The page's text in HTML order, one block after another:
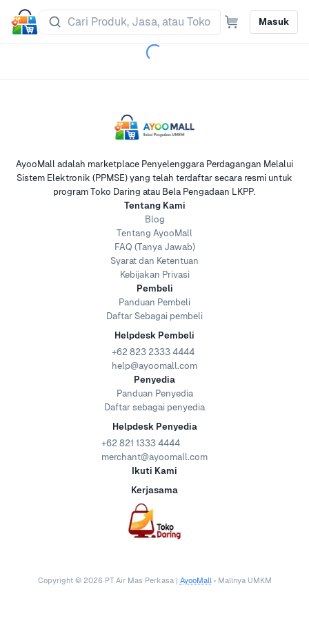
Masuk
AyooMall adalah marketplace Penyelenggara Perdagangan Melalui
Sistem Elektronik (PPMSE) yang telah terdaftar secara resmi untuk
program Toko Daring atau Bela Pengadaan LKPP.
Tentang Kami
Blog
Tentang AyooMall
FAQ (Tanya Jawab)
Syarat dan Ketentuan
Kebijakan Privasi
Pembeli
Panduan Pembeli
Daftar Sebagai pembeli
Helpdesk Pembeli
+62 823 2333 4444
help@ayoomall.com
Penyedia
Panduan Penyedia
Daftar sebagai penyedia
Helpdesk Penyedia
+62 821 1333 4444
merchant@ayoomall.com
Ikuti Kami
Kerjasama
Copyright © 2026 PT Air Mas Perkasa | AyooMall • Mallnya UMKM